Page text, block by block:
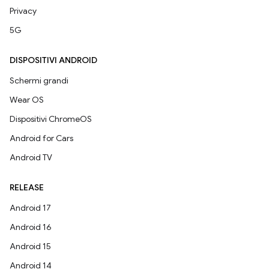
Privacy
5G
DISPOSITIVI ANDROID
Schermi grandi
Wear OS
Dispositivi ChromeOS
Android for Cars
Android TV
RELEASE
Android 17
Android 16
Android 15
Android 14